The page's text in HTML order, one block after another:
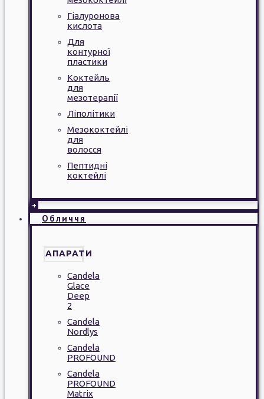
Гіалуронова
кислота
Для
контурної
пластики
Коктейль
для
мезотерапії
Ліполітики
Мезококтейлі
для
волосся
Пептидні
коктейлі
+
Обличчя
АПАРАТИ
Candela
Glace
Deep
2
Candela
Nordlys
Candela
PROFOUND
Candela
PROFOUND
Matrix